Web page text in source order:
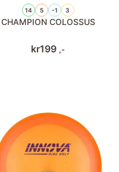
14 5 -1 3
CHAMPION COLOSSUS
kr199 ,-